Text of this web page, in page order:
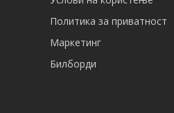
Политика за приватност
Маркетинг
Билборди